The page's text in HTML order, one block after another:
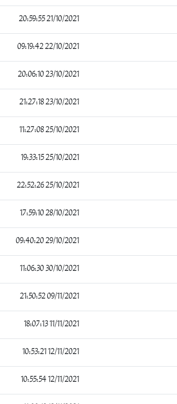
21/10/2021 20:59:55
22/10/2021 09:19:42
23/10/2021 20:06:10
23/10/2021 21:27:18
25/10/2021 11:27:08
25/10/2021 19:33:15
25/10/2021 22:52:26
28/10/2021 17:59:10
29/10/2021 09:40:20
30/10/2021 11:06:30
09/11/2021 21:50:52
11/11/2021 18:07:13
12/11/2021 10:53:21
12/11/2021 10:55:54